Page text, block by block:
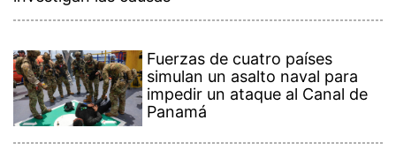
Fuerzas de cuatro países
simulan un asalto naval para
impedir un ataque al Canal de
Panamá